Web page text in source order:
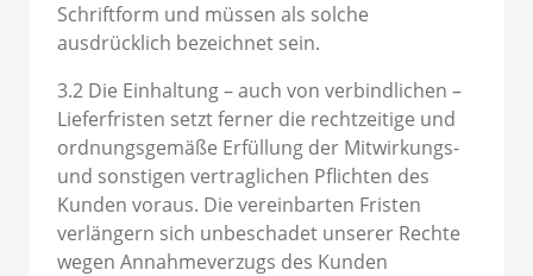
Schriftform und müssen als solche
ausdrücklich bezeichnet sein.
3.2 Die Einhaltung – auch von verbindlichen –
Lieferfristen setzt ferner die rechtzeitige und
ordnungsgemäße Erfüllung der Mitwirkungs-
und sonstigen vertraglichen Pflichten des
Kunden voraus. Die vereinbarten Fristen
verlängern sich unbeschadet unserer Rechte
wegen Annahmeverzugs des Kunden